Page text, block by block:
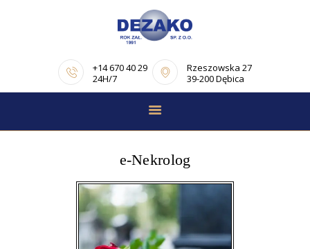
+14 670 40 29
24H/7
Rzeszowska 27
39-200 Dębica
STRONA GŁÓWNA
OFERTA
PORADNIK
POGRZEBOWY
OPINIE
e-Nekrolog